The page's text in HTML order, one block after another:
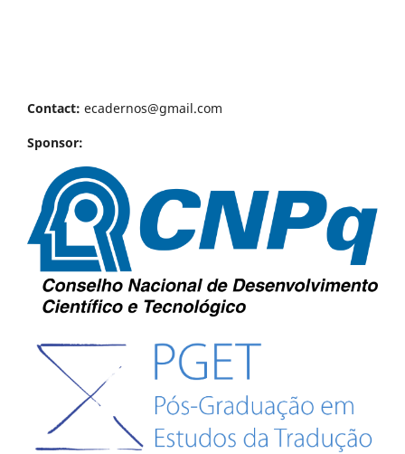
Contact: ecadernos@gmail.com
Sponsor: